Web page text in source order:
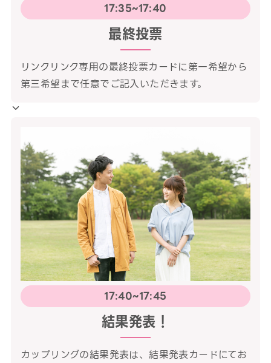
17:35~17:40
最終投票
リンクリンク専用の最終投票カードに第一希望から
第三希望まで任意でご記入いただきます。
17:40~17:45
結果発表！
カップリングの結果発表は、結果発表カードにてお